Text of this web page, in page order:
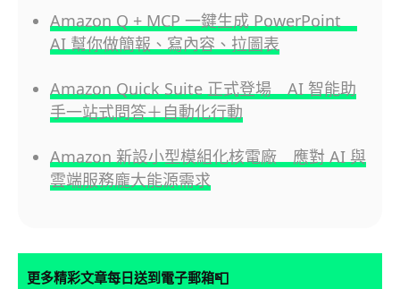
Amazon Q + MCP 一鍵生成 PowerPoint
AI 幫你做簡報、寫內容、拉圖表
Amazon Quick Suite 正式登場 AI 智能助
手一站式問答＋自動化行動
Amazon 新設小型模組化核電廠 應對 AI 與
雲端服務龐大能源需求
更多精彩文章每日送到電子郵箱📮